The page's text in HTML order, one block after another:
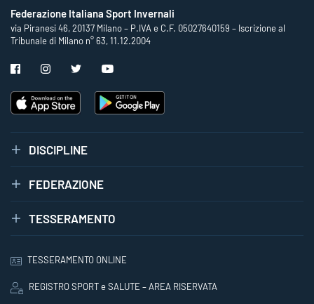
Federazione Italiana Sport Invernali
via Piranesi 46, 20137 Milano – P.IVA e C.F. 05027640159 – Iscrizione al
Tribunale di Milano n° 63, 11.12.2004
DISCIPLINE
FEDERAZIONE
TESSERAMENTO
TESSERAMENTO ONLINE
REGISTRO SPORT e SALUTE – AREA RISERVATA